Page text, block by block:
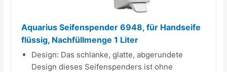
Aquarius Seifenspender 6948, für Handseife
flüssig, Nachfüllmenge 1 Liter
Design: Das schlanke, glatte, abgerundete
Design dieses Seifenspenders ist ohne